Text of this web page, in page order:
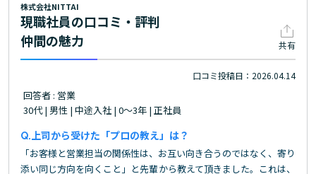
株式会社NITTAI
現職社員の口コミ・評判
仲間の魅力
共有
口コミ投稿日：2026.04.14
回答者 : 営業
30代 | 男性 | 中途入社 | 0～3年 | 正社員
上司から受けた「プロの教え」は？
「お客様と営業担当の関係性は、お互い向き合うのではなく、寄り
添い同じ方向を向くこと」と先輩から教えて頂きました。これは、